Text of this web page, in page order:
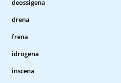
deossigena
drena
frena
idrogena
inscena